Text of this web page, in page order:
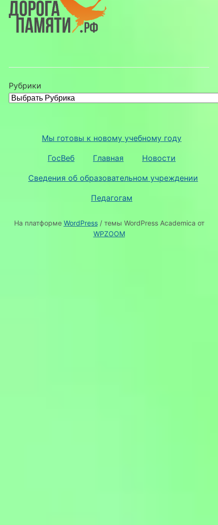
Рубрики
Мы готовы к новому учебному году
ГосВеб Главная Новости
Сведения об образовательном учреждении
Педагогам
На платформе WordPress/ темы WordPress Academica от
WPZOOM